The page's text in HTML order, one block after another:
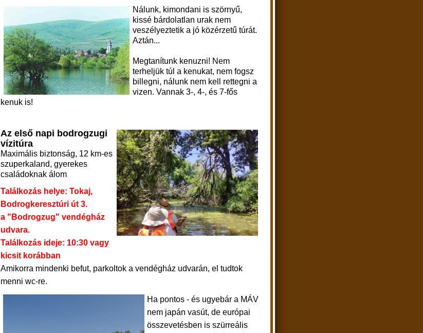
Nálunk, kimondani is szörnyű,
kissé bárdolatlan urak nem
veszélyeztetik a jó közérzetű túrát.
Aztán...
Megtanítunk kenuzni! Nem
terheljük túl a kenukat, nem fogsz
billegni, nálunk nem kell rettegni a
vizen. Vannak 3-, 4-, és 7-fős
kenuk is!
Az első napi bodrogzugi
vízitúra
Maximális biztonság, 12 km-es
szuperkaland, gyerekes
családoknak álom
Találkozás helye: Tokaj,
Bodrogkeresztúri út 3.
a "Bodrogzug" vendégház
udvara.
Találkozás ideje: 10:30 vagy
kicsit korábban
Amikorra mindenki befut, parkoltok a vendégház udvarán, el tudtok
menni wc-re.
Ha pontos - és ugyebár a MÁV
nem japán vasút, de európai
összevetésben is szürreális